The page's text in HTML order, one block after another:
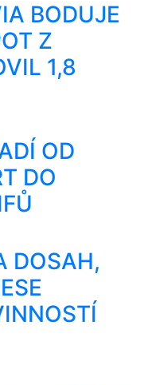
BODUJE
Z
1,8
OD
DO
DOSAH,